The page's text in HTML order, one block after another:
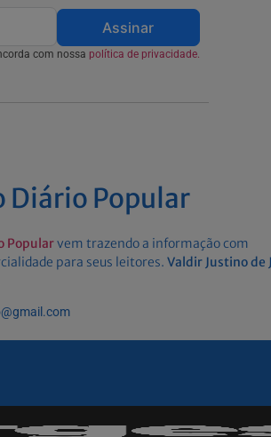
Assinar
com nossa política de privacidade.
Diário Popular
Popularvem trazendo a informação com
para seus leitores. Valdir Justino de